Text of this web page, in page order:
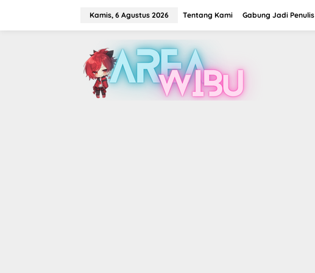
Kamis, 6 Agustus 2026 Tentang Kami Gabung Jadi Penulis